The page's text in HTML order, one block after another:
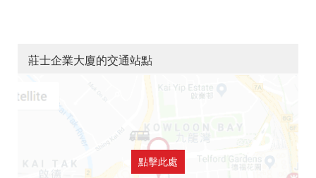
莊士企業大廈的交通站點
點擊此處